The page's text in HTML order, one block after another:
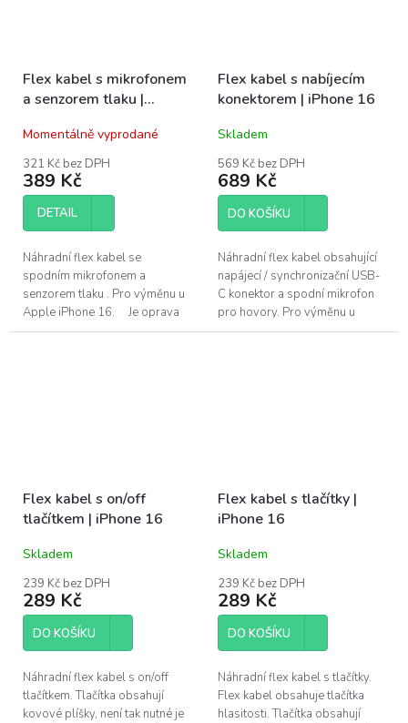
Flex kabel s mikrofonem
a senzorem tlaku |
Momentálně vyprodané
321 Kč bez DPH
389 Kč
DETAIL
Náhradní flex kabel se
spodním mikrofonem a
senzorem tlaku . Pro výměnu u
Apple iPhone 16. Je oprava
nad Vaše síly?
Flex kabel s nabíjecím
konektorem | iPhone 16
Skladem
569 Kč bez DPH
689 Kč
DO KOŠÍKU
Náhradní flex kabel obsahující
napájecí / synchronizační USB-
C konektor a spodní mikrofon
pro hovory. Pro výměnu u
Apple iPhone 16. Je oprava
Flex kabel s on/off
tlačítkem | iPhone 16
Skladem
239 Kč bez DPH
289 Kč
DO KOŠÍKU
Náhradní flex kabel s on/off
tlačítkem. Tlačítka obsahují
kovové plíšky, není tak nutné je
Flex kabel s tlačítky |
iPhone 16
Skladem
239 Kč bez DPH
289 Kč
DO KOŠÍKU
Náhradní flex kabel s tlačítky.
Flex kabel obsahuje tlačítka
hlasitosti. Tlačítka obsahují